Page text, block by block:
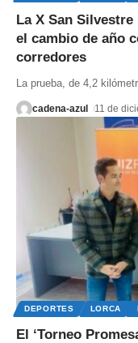
La X San Silvestre
el cambio de año
corredores
La prueba, de 4,2
cadena-azul 11 de
DEPORTES LORCA
El ‘Torneo